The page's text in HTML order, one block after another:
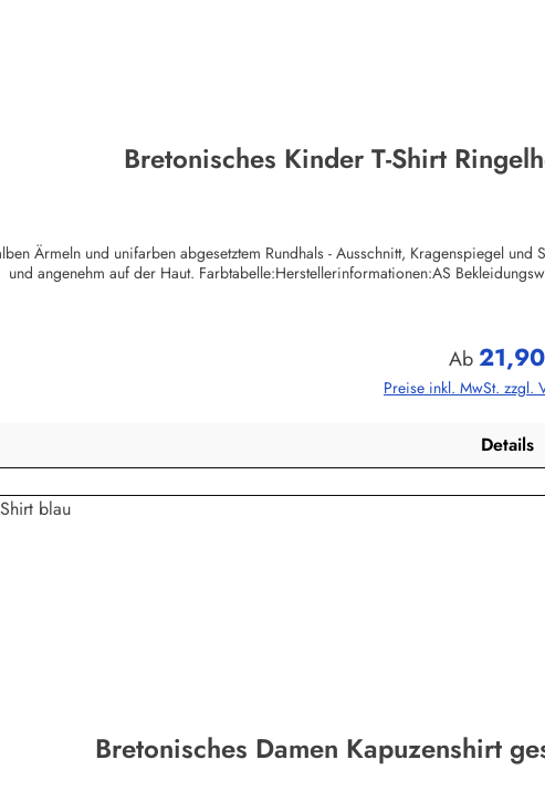
Bretonisches Kinder T-Shirt
Ärmeln und unifarben abgesetztem Rundhals - Ausschnitt, Kragenspiegel
und angenehm auf der Haut. Farbtabelle:Herstellerinformationen:AS
Regulärer
Ab
Preise inkl. MwSt. zzgl.
Details
Bretonisches Damen Kapuzenshirt